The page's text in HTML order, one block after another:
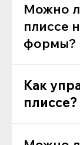
Можно
плиссе
формы?
Как
плиссе?